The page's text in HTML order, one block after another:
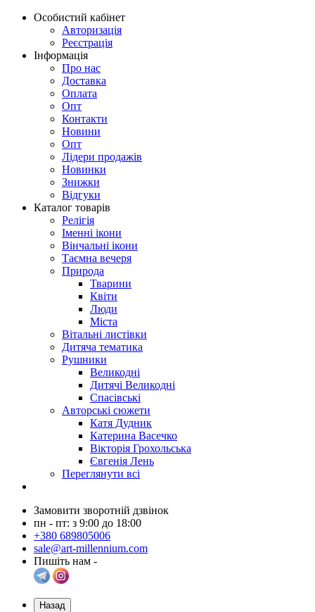
Особистий кабінет
Авторизація
Реєстрація
Інформація
Про нас
Доставка
Оплата
Опт
Контакти
Новини
Опт
Лідери продажів
Новинки
Знижки
Відгуки
Каталог товарів
Релігія
Іменні ікони
Вінчальні ікони
Таємна вечеря
Природа
Тварини
Квіти
Люди
Міста
Вітальні листівки
Дитяча тематика
Рушники
Великодні
Дитячі Великодні
Спасівські
Авторські сюжети
Катя Дудник
Катерина Васечко
Вікторія Грохольська
Євгенія Лень
Переглянути всі
Замовити зворотній дзвінок
пн - пт: з 9:00 до 18:00
+380 689805006
sale@art-millennium.com
Пишіть нам -
Назад